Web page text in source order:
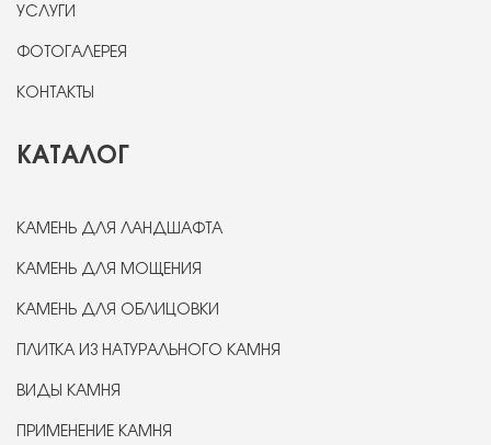
УСЛУГИ
ФОТОГАЛЕРЕЯ
КОНТАКТЫ
КАТАЛОГ
КАМЕНЬ ДЛЯ ЛАНДШАФТА
КАМЕНЬ ДЛЯ МОЩЕНИЯ
КАМЕНЬ ДЛЯ ОБЛИЦОВКИ
ПЛИТКА ИЗ НАТУРАЛЬНОГО КАМНЯ
ВИДЫ КАМНЯ
ПРИМЕНЕНИЕ КАМНЯ